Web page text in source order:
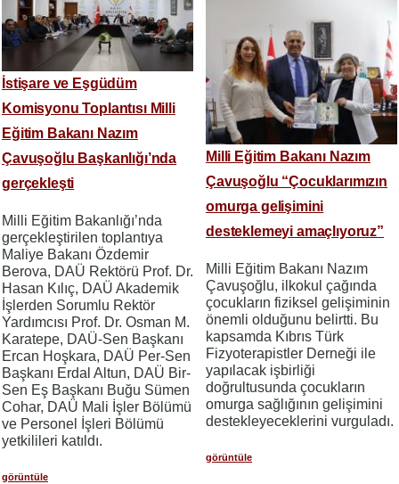
İstişare ve Eşgüdüm
Komisyonu Toplantısı Milli
Eğitim Bakanı Nazım
Çavuşoğlu Başkanlığı’nda
gerçekleşti
Milli Eğitim Bakanlığı’nda
gerçekleştirilen toplantıya
Maliye Bakanı Özdemir
Berova, DAÜ Rektörü Prof. Dr.
Hasan Kılıç, DAÜ Akademik
İşlerden Sorumlu Rektör
Yardımcısı Prof. Dr. Osman M.
Karatepe, DAÜ-Sen Başkanı
Ercan Hoşkara, DAÜ Per-Sen
Başkanı Erdal Altun, DAÜ Bir-
Sen Eş Başkanı Buğu Sümen
Cohar, DAÜ Mali İşler Bölümü
ve Personel İşleri Bölümü
yetkilileri katıldı.
görüntüle
Milli Eğitim Bakanı Nazım
Çavuşoğlu “Çocuklarımızın
omurga gelişimini
desteklemeyi amaçlıyoruz”
Milli Eğitim Bakanı Nazım
Çavuşoğlu, ilkokul çağında
çocukların fiziksel gelişiminin
önemli olduğunu belirtti. Bu
kapsamda Kıbrıs Türk
Fizyoterapistler Derneği ile
yapılacak işbirliği
doğrultusunda çocukların
omurga sağlığının gelişimini
destekleyeceklerini vurguladı.
görüntüle